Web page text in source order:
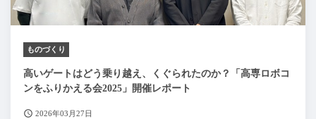
ものづくり
高いゲートはどう乗り越え、くぐられたのか？「高専ロボコ
ンをふりかえる会2025」開催レポート
2026年03月27日